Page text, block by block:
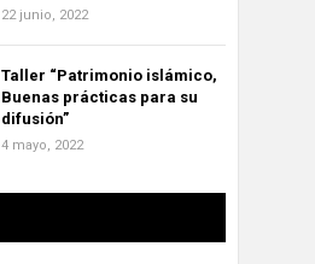
22 junio, 2022
Taller “Patrimonio islámico,
Buenas prácticas para su
difusión”
4 mayo, 2022